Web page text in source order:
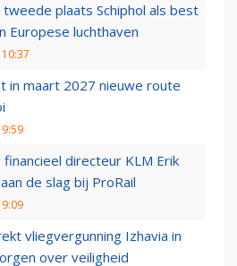
plaats Schiphol als best
Europese luchthaven
in maart 2027 nieuwe route
financieel directeur KLM Erik
de slag bij ProRail
vliegvergunning Izhavia in
over veiligheid